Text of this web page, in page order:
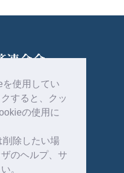
使用してい
すると、クッ
の使用に
削除したい場
のヘルプ、サ
。
1番82号